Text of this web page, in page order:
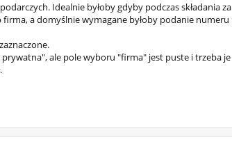
Idealnie byłoby gdyby podczas składania
a domyślnie wymagane byłoby podanie numeru
ale pole wyboru "firma" jest puste i trzeba